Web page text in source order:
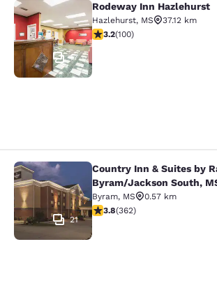
Rodeway Inn Hazlehurst
17
Rodeway Inn Hazlehurst
Hazlehurst, MS
37.12 km
3.17 étoiles. Bien. 100
3.2(100)
Country Inn & Suites by
21
Country Inn & Suites by
Byram/Jackson South,
Byram, MS
0.57 km
3.76 étoiles. Bien. 362
3.8(362)